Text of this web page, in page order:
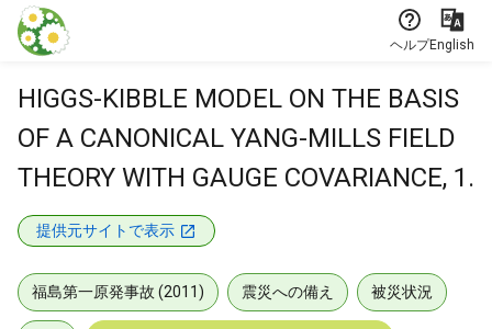
本文に飛ぶ
ヘルプEnglish
HIGGS-KIBBLE MODEL ON THE BASIS
OF A CANONICAL YANG-MILLS FIELD
THEORY WITH GAUGE COVARIANCE, 1.
提供元サイトで表示
福島第一原発事故 (2011) 震災への備え 被災状況